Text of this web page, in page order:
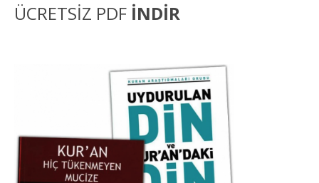
ÜCRETSİZ PDF İNDİR